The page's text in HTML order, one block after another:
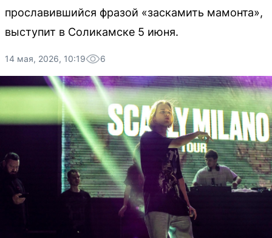
прославившийся фразой «заскамить мамонта»,
выступит в Соликамске 5 июня.
14 мая, 2026, 10:19 6